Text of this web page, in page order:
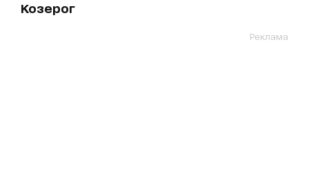
Козерог
Реклама